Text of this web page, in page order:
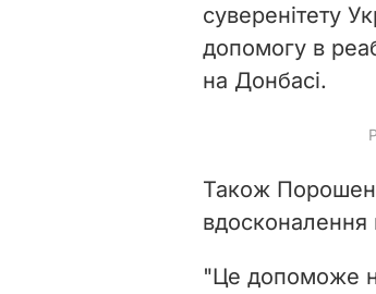
суверенітету
допомогу в
на Донбасі.
Також
вдосконалення
"Це допоможе